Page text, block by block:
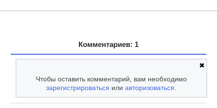
Комментариев: 1
✖
Чтобы оставить комментарий, вам необходимо
зарегистрироваться илиавторизоваться.